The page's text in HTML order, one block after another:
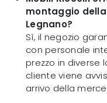
montaggio
Legnano?
Sì, il negozio
con personale
prezzo in diverse
cliente viene
arrivo della